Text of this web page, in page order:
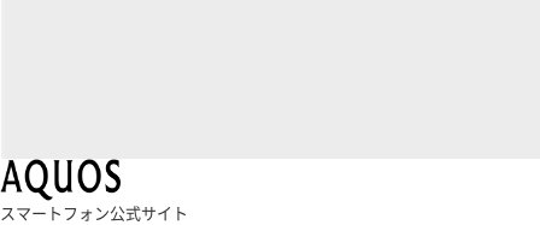
スマートフォン公式サイト